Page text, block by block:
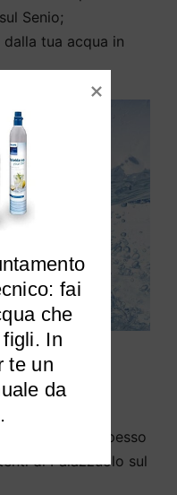
Senio;
tua acqua in
che spesso
di Palazzuolo sul
che
In
te un
da